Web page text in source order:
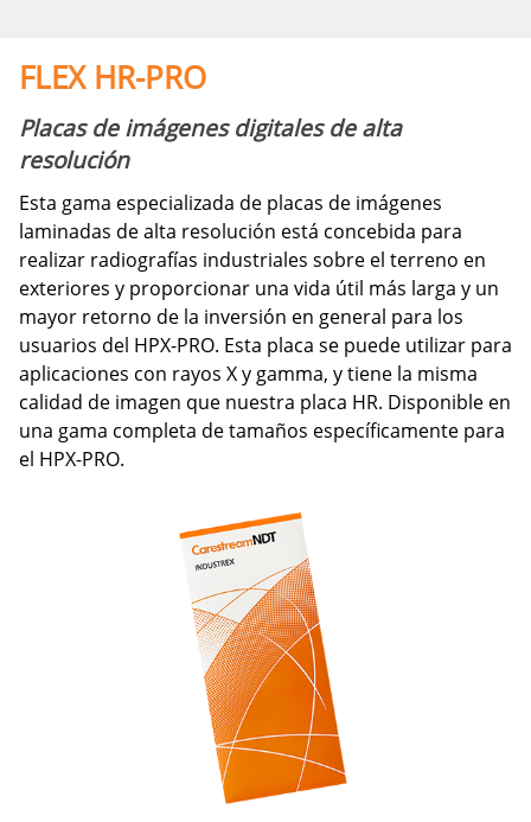
FLEX HR-PRO
Placas de imágenes digitales de alta
resolución
Esta gama especializada de placas de imágenes
laminadas de alta resolución está concebida para
realizar radiografías industriales sobre el terreno en
exteriores y proporcionar una vida útil más larga y un
mayor retorno de la inversión en general para los
usuarios del HPX-PRO. Esta placa se puede utilizar para
aplicaciones con rayos X y gamma, y tiene la misma
calidad de imagen que nuestra placa HR. Disponible en
una gama completa de tamaños específicamente para
el HPX-PRO.